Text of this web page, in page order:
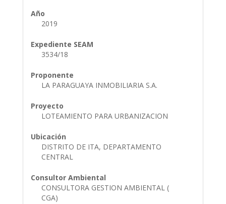
Año
2019
Expediente SEAM
3534/18
Proponente
LA PARAGUAYA INMOBILIARIA S.A.
Proyecto
LOTEAMIENTO PARA URBANIZACION
Ubicación
DISTRITO DE ITA, DEPARTAMENTO
CENTRAL
Consultor Ambiental
CONSULTORA GESTION AMBIENTAL (
CGA)